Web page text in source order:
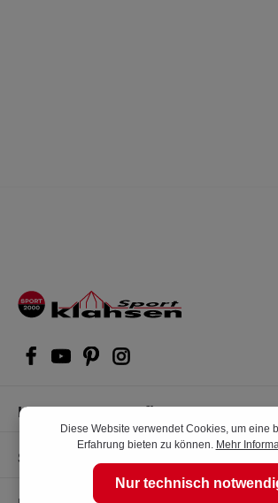
Kompetente Kaufberatung
Shop Service
Diese Website verwendet Cookies, um eine
Erfahrung bieten zu können. Mehr
Nur technisch